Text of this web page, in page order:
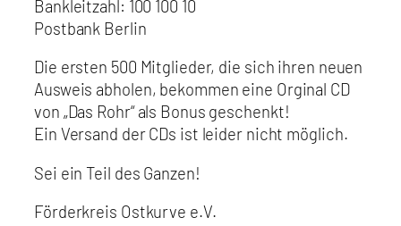
Bankleitzahl: 100 100 10
Postbank Berlin
Die ersten 500 Mitglieder, die sich ihren neuen
Ausweis abholen, bekommen eine Orginal CD
von „Das Rohr“ als Bonus geschenkt!
Ein Versand der CDs ist leider nicht möglich.
Sei ein Teil des Ganzen!
Förderkreis Ostkurve e.V.